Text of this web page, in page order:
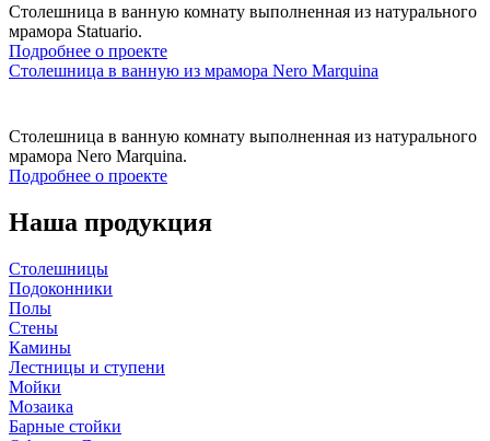
Столешница в ванную комнату выполненная из натурального
мрамора Statuario.
Подробнее о проекте
Столешница в ванную из мрамора Nero Marquina
Столешница в ванную комнату выполненная из натурального
мрамора Nero Marquina.
Подробнее о проекте
Наша продукция
Столешницы
Подоконники
Полы
Стены
Камины
Лестницы и ступени
Мойки
Мозаика
Барные стойки